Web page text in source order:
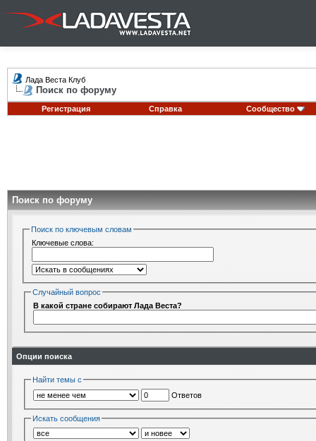
Лада Веста Клуб
Поиск по форуму
Регистрация Справка Сообщество
Поиск по форуму
Поиск по ключевым словам
Ключевые слова:
Случайный вопрос
В какой стране собирают Лада Веста?
Опции поиска
Найти темы с
Ответов
Искать сообщения